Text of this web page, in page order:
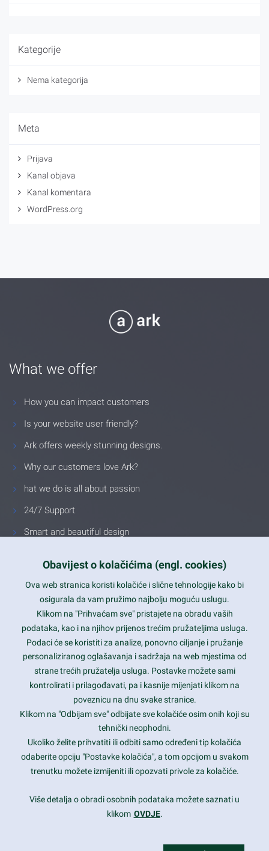
Kategorije
Nema kategorija
Meta
Prijava
Kanal objava
Kanal komentara
WordPress.org
What we offer
How you can impact customers
Is your website user friendly?
Ark offers weekly stunning designs.
Why our customers love Ark?
hat we do is all about passion
24/7 Support
Smart and beautiful design
Latest trends and much more...
Contact Info
1600 Amphitheatre Parkway, Mountain View, CA 94043
prothemes.net@gmail.com
Daily: 9:00 am - 6:00 pm
Sunday: Closed
Copyright 2017FRESHFACE© All Rights Reserved
Obavijest o kolačićima (engl. cookies)
Ova web stranica koristi kolačiće i slične tehnologije kako bi
osigurala da vam pružimo najbolju moguću uslugu.
Klikom na "Prihvaćam sve" pristajete na obradu vaših
podataka, kao i na njihov prijenos trećim pružateljima usluga.
Podaci će se koristiti za analize, ponovno ciljanje i pružanje
personaliziranog oglašavanja i sadržaja na web mjestima od
strane trećih pružatelja usluga. Postavke možete sami
kontrolirati i prilagođavati, pa i kasnije mijenjati klikom na
poveznicu na dnu svake stranice.
Klikom na "Odbijam sve" odbijate sve kolačiće osim onih koji su
tehnički neophodni.
Ukoliko želite prihvatiti ili odbiti samo određeni tip kolačića
odaberite opciju "Postavke kolačića", a tom opcijom u svakom
trenutku možete izmijeniti ili opozvati privole za kolačiće.
Više detalja o obradi osobnih podataka možete saznati u
klikom OVDJE.